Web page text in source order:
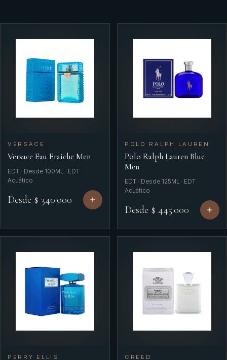
VERSACE
Versace Eau Fraiche Men
EDT · Desde 100ML · EDT ·
Acuático
Desde $ 340.000
POLO RALPH LAUREN
Polo Ralph Lauren Blue
Men
EDT · Desde 125ML · EDT ·
Acuático
Desde $ 445.000
PERRY ELLIS CREED